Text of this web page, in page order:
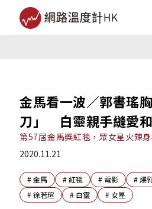
金馬看一波／郭書瑤
刀」 白靈親手縫愛
第57屆金馬獎紅毯，眾女星火辣
2020.11.21
#金馬 #紅毯 # 電影 #爆
#徐若瑄 # 白靈 # 女星